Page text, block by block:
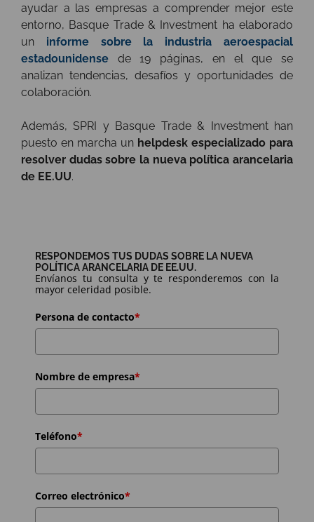
ayudar a las empresas a comprender mejor este
entorno, Basque Trade & Investment ha elaborado
un informe sobre la industria aeroespacial
estadounidense de 19 páginas, en el que se
analizan tendencias, desafíos y oportunidades de
colaboración.
Además, SPRI y Basque Trade & Investment han
puesto en marcha un helpdesk especializado para
resolver dudas sobre la nueva política arancelaria
de EE.UU.
RESPONDEMOS TUS DUDAS SOBRE LA NUEVA
POLÍTICA ARANCELARIA DE EE.UU.
Envíanos tu consulta y te responderemos con la
mayor celeridad posible.
Persona de contacto*
Nombre de empresa*
Teléfono*
Correo electrónico*